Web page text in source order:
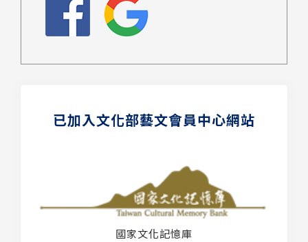
已加入文化部藝文會員中心網站
國家文化記憶庫